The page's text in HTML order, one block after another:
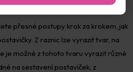
přesné postupy krok za krokem, jak
Z raznic lze vyrazit tvar, na
je možné z tohoto tvaru vyrazit různé
na sestavení postaviček, z